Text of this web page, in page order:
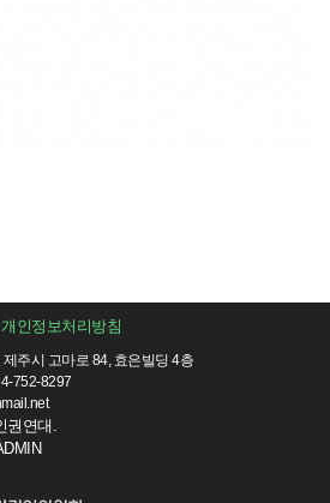
개인정보처리방침
주시 고마로 84, 효은빌딩 4층
752-8297
연대.